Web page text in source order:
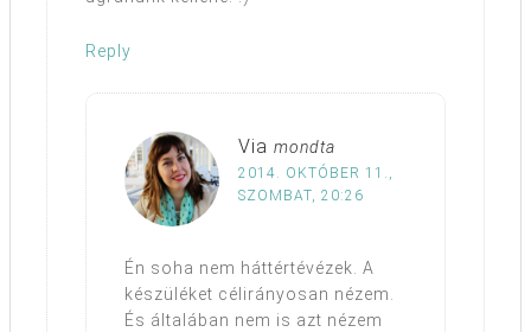
Reply
Via mondta
2014. OKTÓBER 11.,
SZOMBAT, 20:26
Én soha nem háttértévézek. A
készüléket célirányosan nézem.
És általában nem is azt nézem